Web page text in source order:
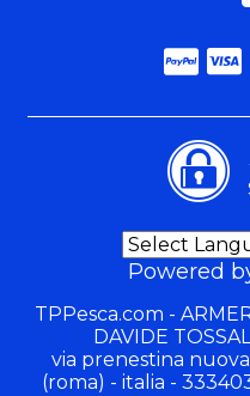
Powered
TPPesca.com -
DAVIDE
via prenestina
(roma) - italia -